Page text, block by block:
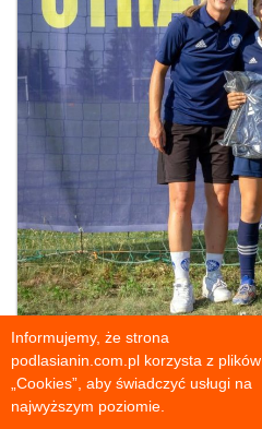
Informujemy, że strona
podlasianin.com.pl korzysta z plików
„Cookies”, aby świadczyć usługi na
najwyższym poziomie.